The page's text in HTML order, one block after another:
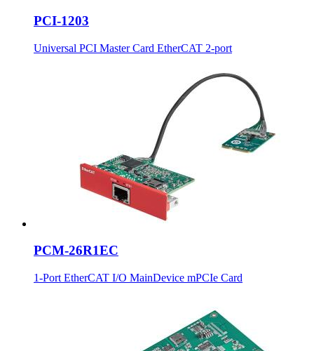
PCI-1203
Universal PCI Master Card EtherCAT 2-port
PCM-26R1EC
1-Port EtherCAT I/O MainDevice mPCIe Card